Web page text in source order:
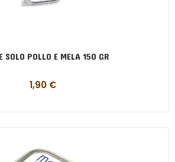
SOLO POLLO E MELA 150 GR
1,90 €